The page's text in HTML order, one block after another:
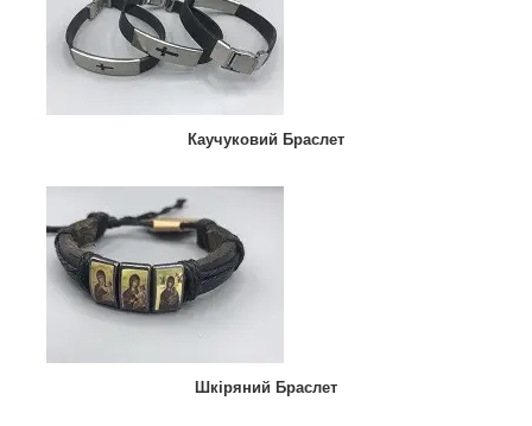
Каучуковий Браслет
Шкіряний Браслет